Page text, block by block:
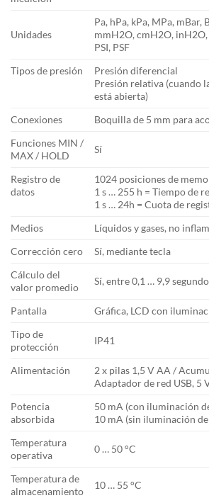
Unidades
Pa, hPa, kPa, MPa, mBar,
mmH2O, cmH2O,
PSI, PSF
Tipos de presión
Presión diferencial
Presión relativa (cuando
está abierta)
Conexiones
Boquilla de 5 mm para
Funciones MIN /
MAX / HOLD
Sí
Registro de
datos
1024 posiciones de
1 s … 255 h = Tiempo de
1 s … 24h = Cuota de
Medios
Líquidos y gases, no
Corrección cero
Sí, mediante tecla
Cálculo del
valor promedio
Sí, entre 0,1 … 9,9
Pantalla
Gráfica, LCD con
Tipo de
protección
IP41
Alimentación
2 x pilas 1,5 V AA /
Adaptador de red USB, 5
Potencia
absorbida
50 mA (con iluminación
10 mA (sin iluminación
Temperatura
operativa
0 … 50 °C
Temperatura de
almacenamiento
10 … 55 °C